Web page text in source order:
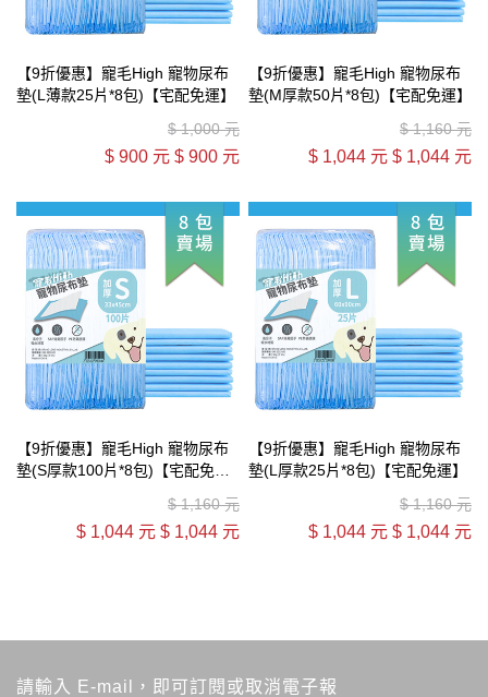
【9折優惠】寵毛High 寵物尿布
墊(L薄款25片*8包)【宅配免運】
$1,000 元
$ 900 元 $ 900 元
【9折優惠】寵毛High 寵物尿布
墊(M厚款50片*8包)【宅配免運】
$1,160 元
$ 1,044 元 $ 1,044 元
【9折優惠】寵毛High 寵物尿布
墊(S厚款100片*8包)【宅配免
$1,160 元
$ 1,044 元 $ 1,044 元
【9折優惠】寵毛High 寵物尿布
墊(L厚款25片*8包)【宅配免運】
$1,160 元
$ 1,044 元 $ 1,044 元
請輸入 E-mail，即可訂閱或取消電子報